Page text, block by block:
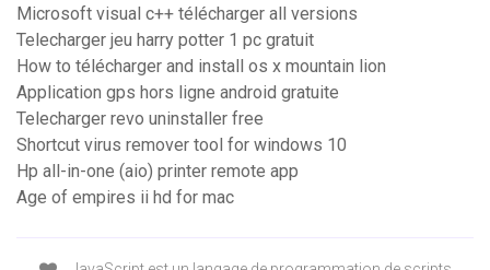
Microsoft visual c++ télécharger all versions
Telecharger jeu harry potter 1 pc gratuit
How to télécharger and install os x mountain lion
Application gps hors ligne android gratuite
Telecharger revo uninstaller free
Shortcut virus remover tool for windows 10
Hp all-in-one (aio) printer remote app
Age of empires ii hd for mac